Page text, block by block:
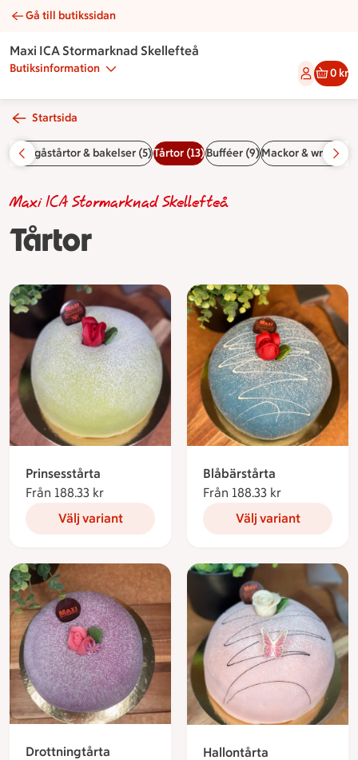
Tårtor | Catering Maxi ICA Stormarknad Skellefteå
Gå till butikssidan
Maxi ICA Stormarknad Skellefteå
Butiksinformation 0 kr
Startsida
Smörgåstårtor & bakelser (5)Tårtor (13)Bufféer (9)Mackor & wraps
Tårtor
Maxi ICA Stormarknad Skellefteå
Prinsesstårta
Från 188.33 kr Från 188.33 kronor
Välj variant
Blåbärstårta
Från 188.33 kr
Välj variant
Drottningtårta
Hallontårta